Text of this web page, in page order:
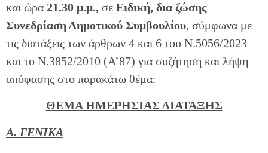
και ώρα 21.30 μ.μ., σε Ειδική, δια ζώσης
Συνεδρίαση Δημοτικού Συμβουλίου, σύμφωνα με
τις διατάξεις των άρθρων 4 και 6 του Ν.5056/2023
και το Ν.3852/2010 (Α’87) για συζήτηση και λήψη
απόφασης στο παρακάτω θέμα:
ΘΕΜΑ ΗΜΕΡΗΣΙΑΣ ΔΙΑΤΑΞΗΣ
Α. ΓΕΝΙΚΑ